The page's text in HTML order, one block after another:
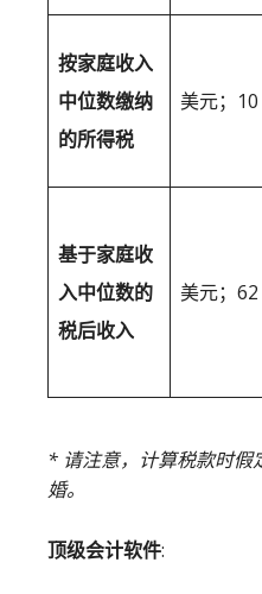
按家庭收入
中位数缴纳
的所得税
美元；
基于家庭收
入中位数的
税后收入
美元；62
* 请注意，计算税款时假
婚。
顶级会计软件: